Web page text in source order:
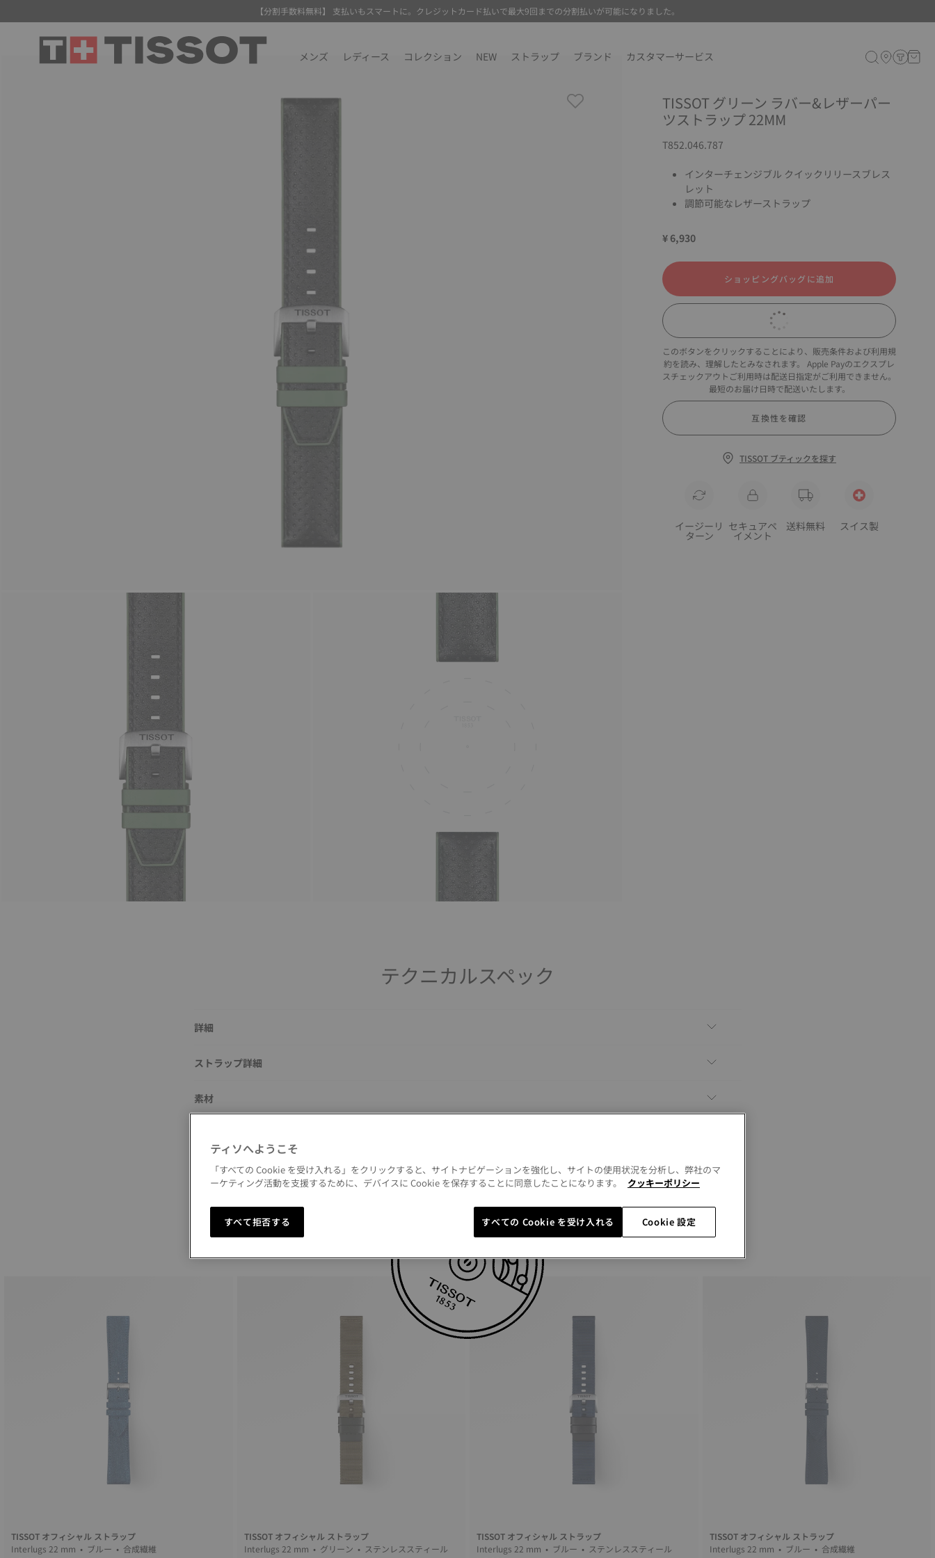
【分割手数料無料】 支払いもスマートに。クレジットカード払いで最大9回までの分割払いが可能になりました。
メンズ レディース コレクション NEW ストラップ ブランド カスタマーサービス
TISSOT グリーン ラバー&レザーパー
ツストラップ 22MM
T852.046.787
インターチェンジブル クイックリリースブレス
レット
調節可能なレザーストラップ
¥ 6,930
ショッピングバッグに追加
このボタンをクリックすることにより、販売条件および利用規
約を読み、理解したとみなされます。 Apple Payのエクスプレ
スチェックアウトご利用時は配送日指定がご利用できません。
最短のお届け日時で配送いたします。
互換性を確認
TISSOT ブティックを探す
イージーリ
ターン
セキュアペ
イメント
送料無料 スイス製
テクニカルスペック
詳細
ストラップ詳細
素材
バックル
Similar Products
TISSOT オフィシャル ストラップ
Interlugs 22 mm • ブルー • 合成繊維
TISSOT オフィシャル ストラップ
Interlugs 22 mm • グリーン • ステンレススティール
TISSOT オフィシャル ストラップ
Interlugs 22 mm • ブルー • ステンレススティール
TISSOT オフィシャル ストラップ
Interlugs 22 mm • ブルー • 合成繊維
ティソへようこそ
「すべての Cookie を受け入れる」をクリックすると、サイトナビゲーションを強化し、サイトの使用状況を分析し、弊社のマ
ーケティング活動を支援するために、デバイスに Cookie を保存することに同意したことになります。
クッキーポリシー
Cookie 設定
すべて拒否する すべての Cookie を受け入れる